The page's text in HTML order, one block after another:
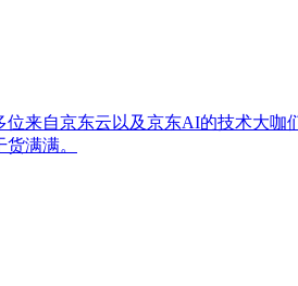
来自京东云以及京东AI的技术大
满满。